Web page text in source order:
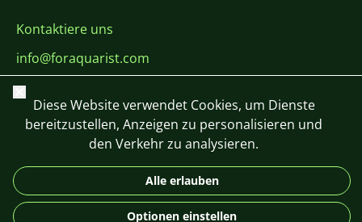
Kontaktiere uns
info@foraquarist.com
+420 603 449 602
CS SK EN PL DE
© 2026 For Aquarist
Schließen
Diese Website verwendet Cookies, um Dienste
bereitzustellen, Anzeigen zu personalisieren und
den Verkehr zu analysieren.
Alle erlauben
Optionen einstellen